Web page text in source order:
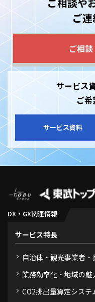
ご連
ご相
サービス
ご
サービス資料
DX・GX関連情報
サービス特長
自治体・観光事業者
業務効率化・地域の魅
CO2排出量算定システ